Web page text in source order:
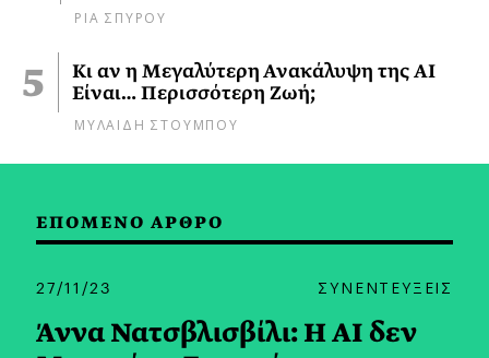
ΡΙΑ ΣΠΥΡΟΥ
Κι αν η Μεγαλύτερη Ανακάλυψη της AI
Είναι… Περισσότερη Ζωή;
ΜΥΛΑΙΔΗ ΣΤΟΥΜΠΟΥ
ΕΠΟΜΕΝΟ ΑΡΘΡΟ
27/11/23 ΣΥΝΕΝΤΕΥΞΕΙΣ
Άννα Νατσβλισβίλι: Η AI δεν